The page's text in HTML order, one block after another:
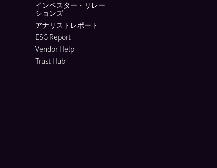
インベスター・リレー
ションズ
アナリストレポート
ESG Report
Vendor Help
Trust Hub